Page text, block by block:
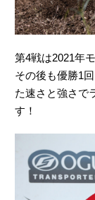
第4戦は2021年
その後も優勝1
た速さと強さで
す！